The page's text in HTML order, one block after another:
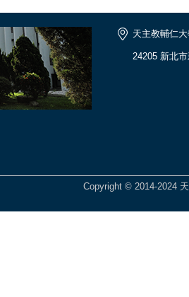
天主教輔仁
24205 新北
Copyright © 2014-2024